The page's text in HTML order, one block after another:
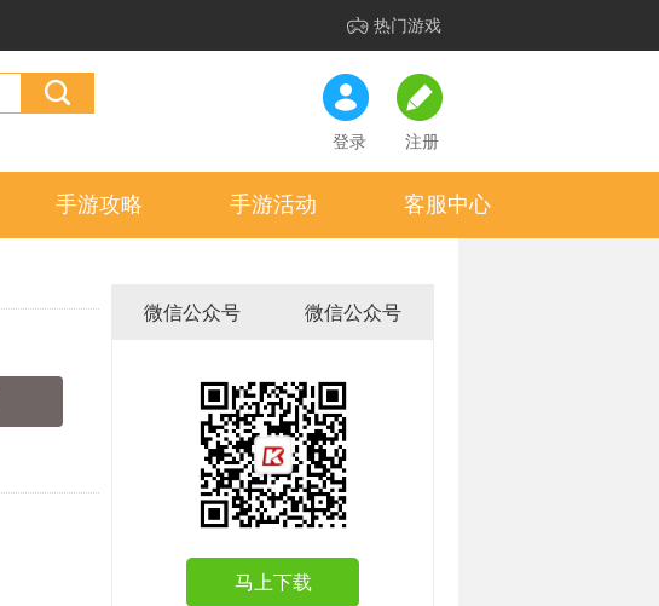
热门游戏
注册
登录
手游攻略 手游活动 客服中心
微信公众号 微信公众号
马上下载